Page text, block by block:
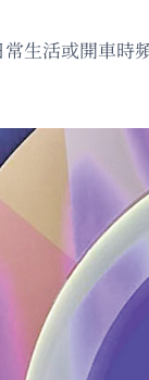
生活或開車